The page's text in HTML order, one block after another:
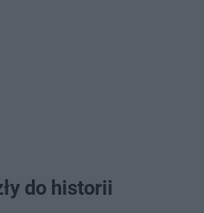
do historii